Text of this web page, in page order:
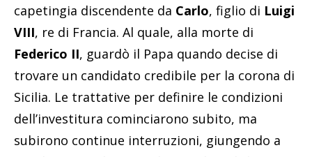
capetingia discendente da Carlo, figlio di Luigi
VIII, re di Francia. Al quale, alla morte di
Federico II, guardò il Papa quando decise di
trovare un candidato credibile per la corona di
Sicilia. Le trattative per definire le condizioni
dell’investitura cominciarono subito, ma
subirono continue interruzioni, giungendo a